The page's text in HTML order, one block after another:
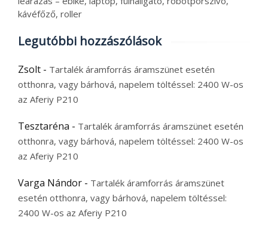
kávéfőző, roller
Legutóbbi hozzászólások
Zsolt - Tartalék áramforrás áramszünet esetén
otthonra, vagy bárhová, napelem töltéssel: 2400 W-os
az Aferiy P210
Tesztaréna - Tartalék áramforrás áramszünet esetén
otthonra, vagy bárhová, napelem töltéssel: 2400 W-os
az Aferiy P210
Varga Nándor - Tartalék áramforrás áramszünet
esetén otthonra, vagy bárhová, napelem töltéssel:
2400 W-os az Aferiy P210